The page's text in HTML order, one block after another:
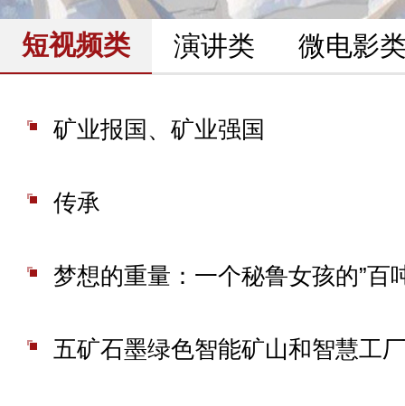
短视频类 演讲类 微电影
矿业报国、矿业强国
传承
五矿石墨绿色智能矿山和智慧工厂